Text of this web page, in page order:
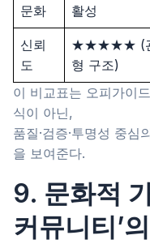
문화
활성
신뢰
도
★★★★★ (
형 구조)
이 비교표는 오피가이
식이 아닌,
품질·검증·투명성 중
을 보여준다.
9. 문화적
커뮤니티’